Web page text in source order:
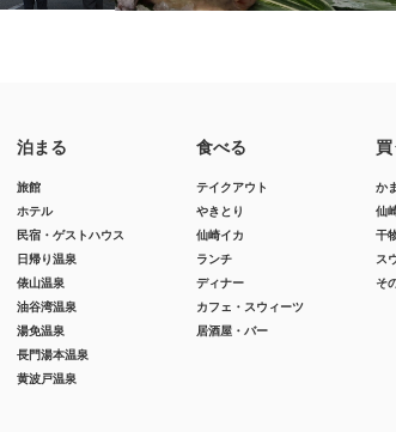
泊まる
旅館
ホテル
民宿・ゲストハウス
日帰り温泉
俵山温泉
油谷湾温泉
湯免温泉
長門湯本温泉
黄波戸温泉
食べる
テイクアウト
やきとり
仙崎イカ
ランチ
ディナー
カフェ・スウィーツ
居酒屋・バー
買
か
仙
干
ス
そ